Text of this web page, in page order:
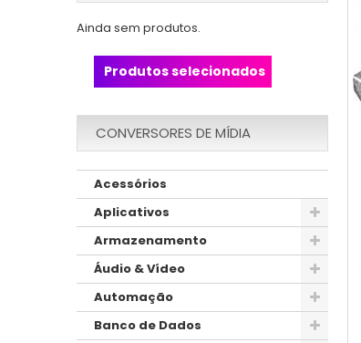
Ainda sem produtos.
Produtos selecionados
CONVERSORES DE MÍDIA
Acessórios
Aplicativos
Armazenamento
Áudio & Vídeo
Automação
Banco de Dados